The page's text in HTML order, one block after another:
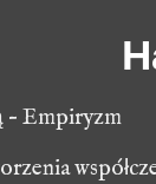
– Empiryzm